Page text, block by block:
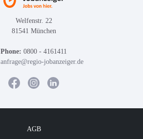
Welfenstr. 22
81541 München
Phone: 0800 - 4161411
anfrage@regio-jobanzeiger.de
AGB